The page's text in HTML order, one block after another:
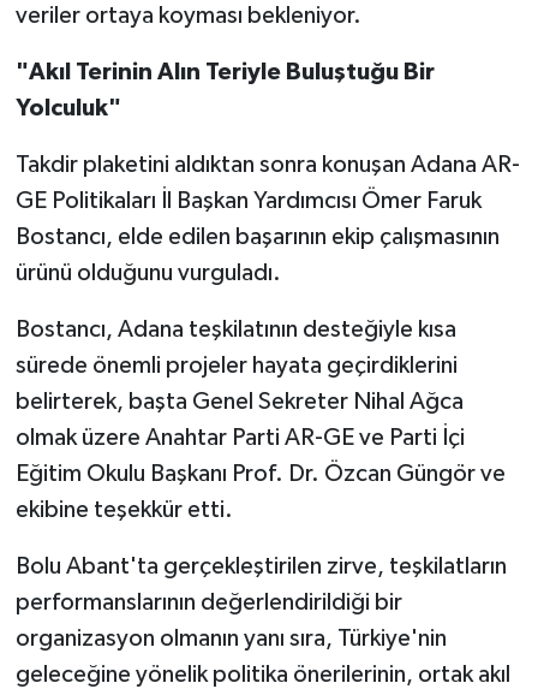
veriler ortaya koyması bekleniyor.
"Akıl Terinin Alın Teriyle Buluştuğu Bir
Yolculuk"
Takdir plaketini aldıktan sonra konuşan Adana AR-
GE Politikaları İl Başkan Yardımcısı Ömer Faruk
Bostancı, elde edilen başarının ekip çalışmasının
ürünü olduğunu vurguladı.
Bostancı, Adana teşkilatının desteğiyle kısa
sürede önemli projeler hayata geçirdiklerini
belirterek, başta Genel Sekreter Nihal Ağca
olmak üzere Anahtar Parti AR-GE ve Parti İçi
Eğitim Okulu Başkanı Prof. Dr. Özcan Güngör ve
ekibine teşekkür etti.
Bolu Abant'ta gerçekleştirilen zirve, teşkilatların
performanslarının değerlendirildiği bir
organizasyon olmanın yanı sıra, Türkiye'nin
geleceğine yönelik politika önerilerinin, ortak akıl